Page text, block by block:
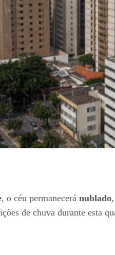
, o céu permanecerá nublado
de chuva durante esta